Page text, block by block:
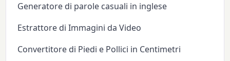
Generatore di parole casuali in inglese
Estrattore di Immagini da Video
Convertitore di Piedi e Pollici in Centimetri